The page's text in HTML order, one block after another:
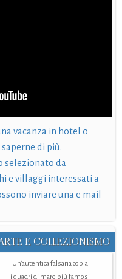
vacanza in hotel o
di più.
selezionato da
e villaggi interessati a
inviare una e mail
E COLLEZIONISMO
Un’autentica falsaria copia
i quadri di mare più famosi